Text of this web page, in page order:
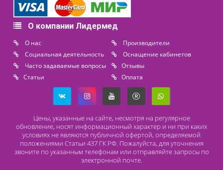
8 (800) 444 14 28
+7 (812) 565 23 25
+7 (911) 975 18 51
Расходные материалы
Lidermed.rf@yandex.ru
Адрес
196626, Санкт-Петербург, Шушары, ул. Пушкинская, 10 корп. 2
Способы оплаты
Безналичный расчет
Наличный расчет
Оплата банковской картой